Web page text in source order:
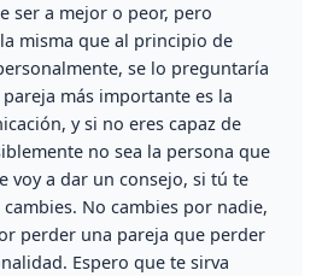
ser a mejor o peor, pero
misma que al principio de
se lo preguntaría
más importante es la
y si no eres capaz de
no sea la persona que
voy a dar un consejo, si tú te
No cambies por nadie,
perder una pareja que perder
Espero que te sirva